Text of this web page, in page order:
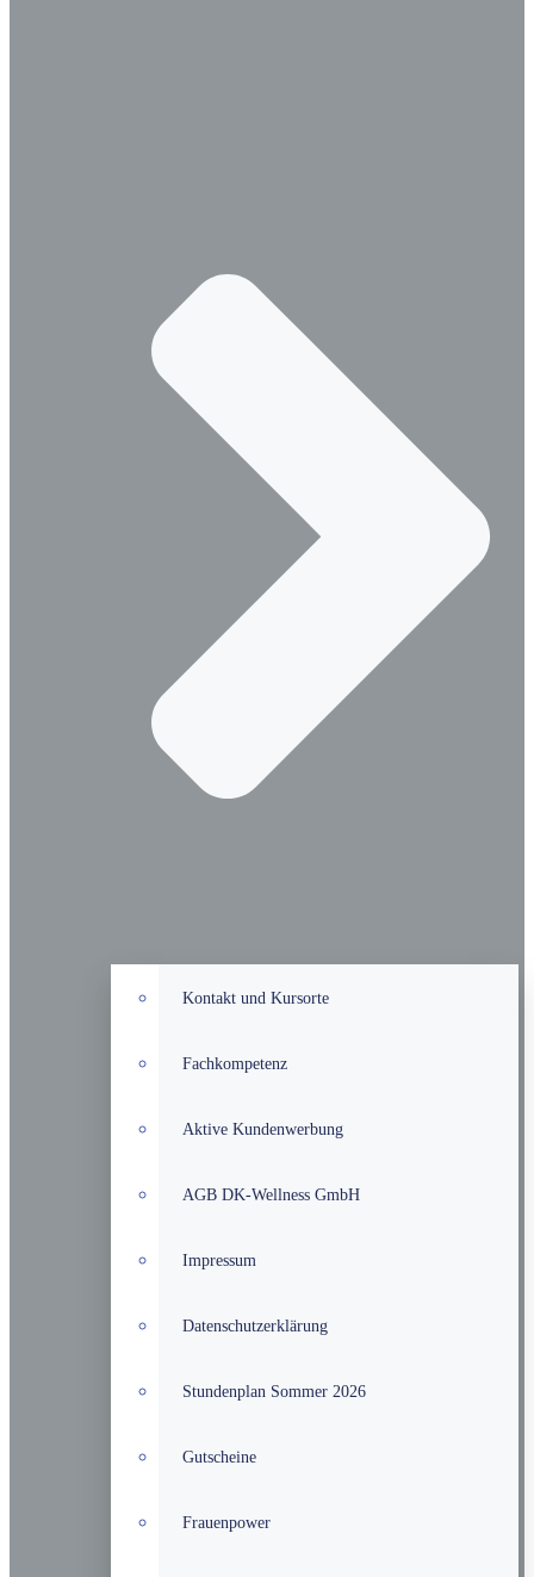
Kontakt und Kursorte
Fachkompetenz
Aktive Kundenwerbung
AGB DK-Wellness GmbH
Impressum
Datenschutzerklärung
Stundenplan Sommer 2026
Gutscheine
Frauenpower